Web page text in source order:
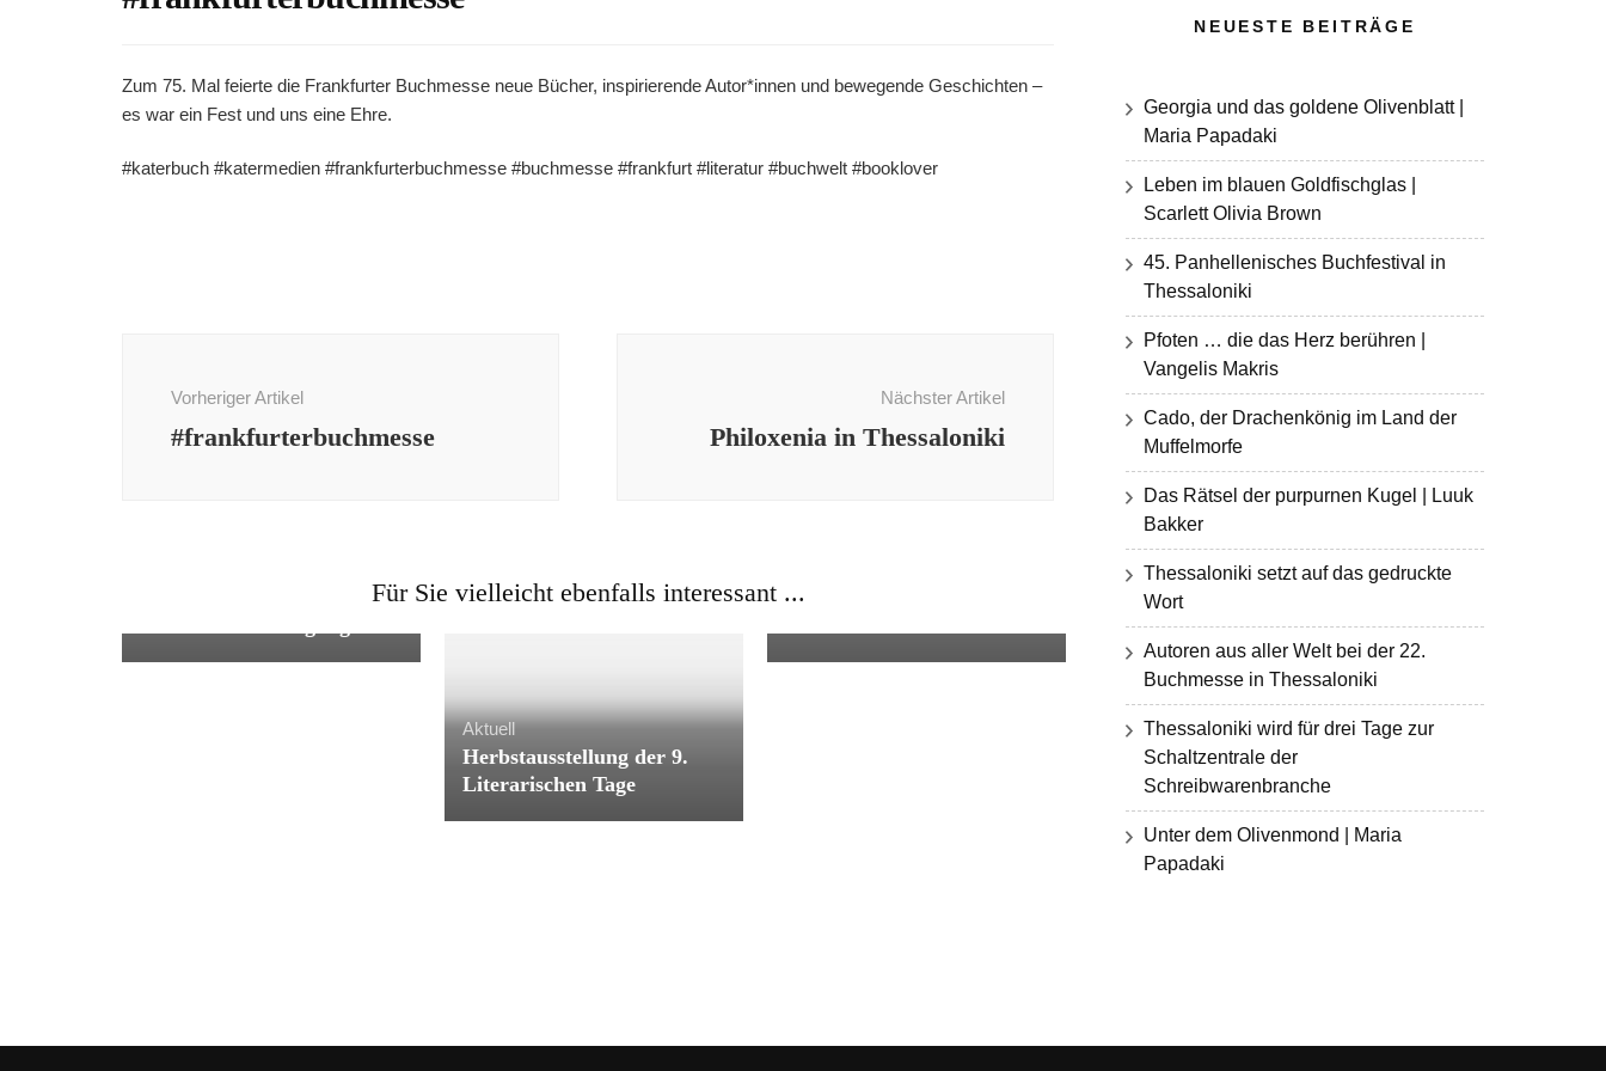
Zum 75. Mal feierte die Frankfurter Buchmesse neue Bücher, inspirierende Autor*innen und bewegende Geschichten –
es war ein Fest und uns eine Ehre.
#katerbuch #katermedien #frankfurterbuchmesse #buchmesse #frankfurt #literatur #buchwelt #booklover
Vorheriger Artikel
#frankfurterbuchmesse
Nächster Artikel
Philoxenia in Thessaloniki
Für Sie vielleicht ebenfalls interessant ...
Aktuell
Herbstausstellung der 9.
Literarischen Tage
Vorletzter Tag auf der
NEUESTE BEITRÄGE
Georgia und das goldene Olivenblatt |
Maria Papadaki
Leben im blauen Goldfischglas |
Scarlett Olivia Brown
45. Panhellenisches Buchfestival in
Thessaloniki
Pfoten … die das Herz berühren |
Vangelis Makris
Cado, der Drachenkönig im Land der
Muffelmorfe
Das Rätsel der purpurnen Kugel | Luuk
Bakker
Thessaloniki setzt auf das gedruckte
Wort
Autoren aus aller Welt bei der 22.
Buchmesse in Thessaloniki
Thessaloniki wird für drei Tage zur
Schaltzentrale der
Schreibwarenbranche
Unter dem Olivenmond | Maria
Papadaki